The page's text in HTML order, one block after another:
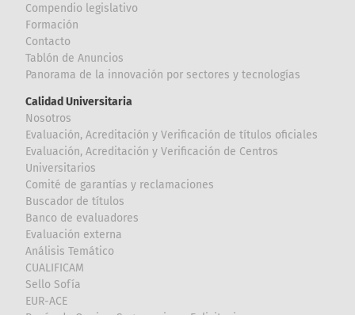
Compendio legislativo
Formación
Contacto
Tablón de Anuncios
Panorama de la innovación por sectores y tecnologías
Calidad Universitaria
Nosotros
Evaluación, Acreditación y Verificación de títulos oficiales
Evaluación, Acreditación y Verificación de Centros
Universitarios
Comité de garantías y reclamaciones
Buscador de títulos
Banco de evaluadores
Evaluación externa
Análisis Temático
CUALIFICAM
Sello Sofía
EUR-ACE